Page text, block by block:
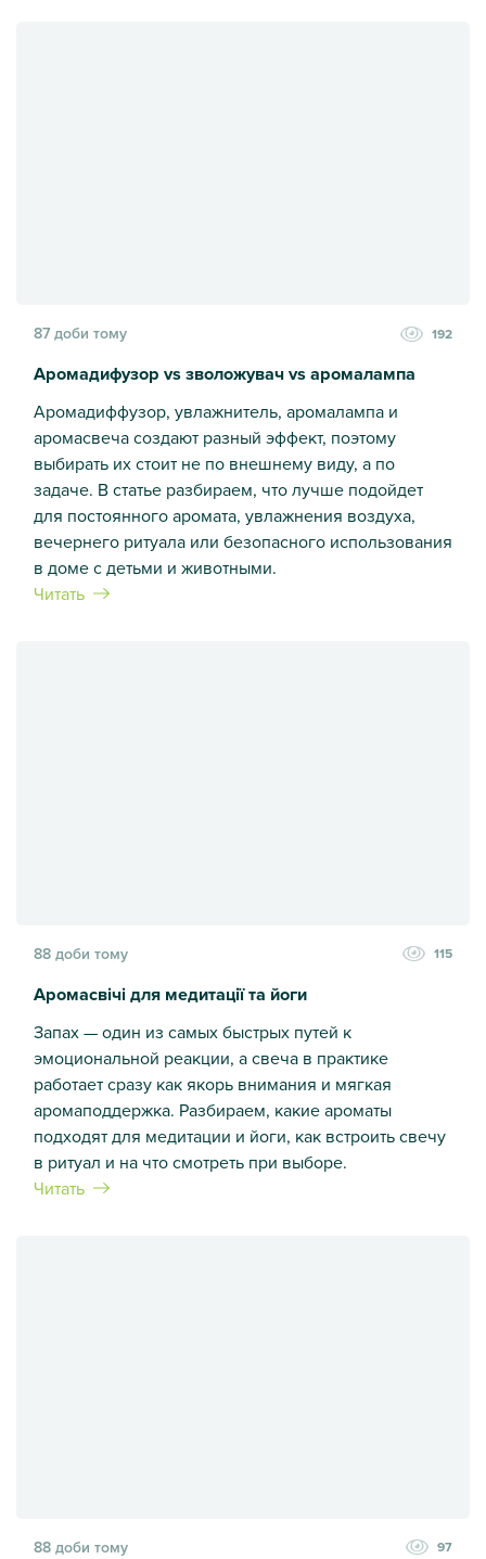
87 доби тому 192
Аромадифузор vs зволожувач vs аромалампа
Аромадиффузор, увлажнитель, аромалампа и
аромасвеча создают разный эффект, поэтому
выбирать их стоит не по внешнему виду, а по
задаче. В статье разбираем, что лучше подойдет
для постоянного аромата, увлажнения воздуха,
вечернего ритуала или безопасного использования
в доме с детьми и животными.
Читать
88 доби тому 115
Аромасвічі для медитації та йоги
Запах — один из самых быстрых путей к
эмоциональной реакции, а свеча в практике
работает сразу как якорь внимания и мягкая
аромаподдержка. Разбираем, какие ароматы
подходят для медитации и йоги, как встроить свечу
в ритуал и на что смотреть при выборе.
Читать
88 доби тому 97